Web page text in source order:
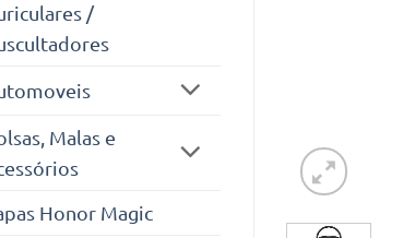
/
Malas e
Honor Magic